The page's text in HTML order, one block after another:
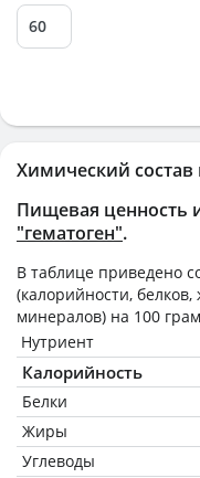
Химический
Пищевая ценность
"гематоген".
В таблице приведено
(калорийности,
минералов) на 100
Нутриент
Калорийность
Белки
Жиры
Углеводы